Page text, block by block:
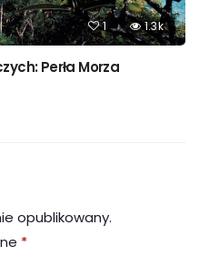
1 1.3k
Perła Morza
opublikowany.
*